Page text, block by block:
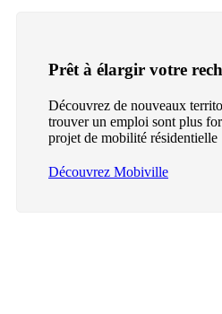
Prêt à élargir votre
Découvrez de nouveaux
trouver un emploi sont plus
projet de mobilité résidentielle
Découvrez Mobiville